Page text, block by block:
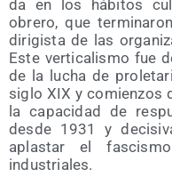
da en los hábi­tos
obre­ro, que
diri­gis­ta de las
Este ver­ti­ca­lis­mo fue
de la lucha de
siglo XIX y comien­zos
la capa­ci­dad de
des­de 1931 y
aplas­tar el
industriales.